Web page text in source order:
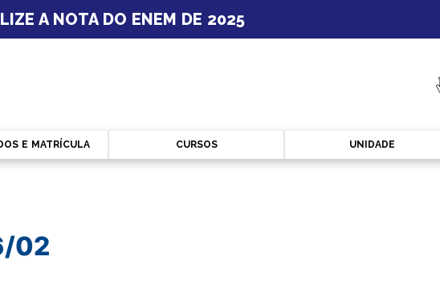
A NOTA DO ENEM DE 2025
E MATRÍCULA CURSOS UNIDADE
02